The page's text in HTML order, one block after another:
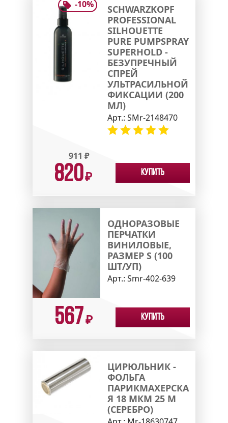
-10%
SCHWARZKOPF
PROFESSIONAL
SILHOUETTE
PURE PUMPSPRAY
SUPERHOLD -
БЕЗУПРЕЧНЫЙ
СПРЕЙ
УЛЬТРАСИЛЬНОЙ
ФИКСАЦИИ (200
МЛ)
Арт.: SMr-2148470
911₽
820₽ Купить
ОДНОРАЗОВЫЕ
ПЕРЧАТКИ
ВИНИЛОВЫЕ,
РАЗМЕР S (100
ШТ/УП)
Арт.: Smr-402-639
567₽ Купить
ЦИРЮЛЬНИК -
ФОЛЬГА
ПАРИКМАХЕРСКА
Я 18 МКМ 25 М
(СЕРЕБРО)